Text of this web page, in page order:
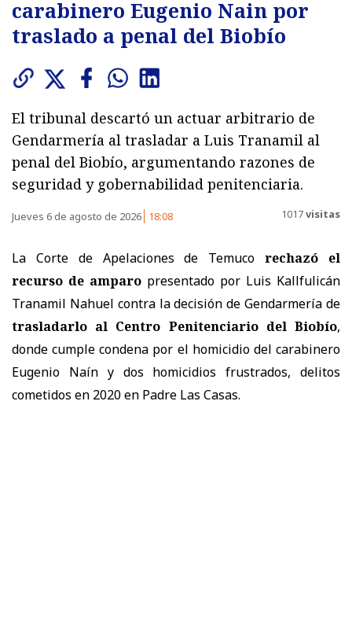
carabinero Eugenio Nain por
traslado a penal del Biobío
El tribunal descartó un actuar arbitrario de
Gendarmería al trasladar a Luis Tranamil al
penal del Biobío, argumentando razones de
seguridad y gobernabilidad penitenciaria.
Jueves 6 de agosto de 2026 18:08 1017visitas
La Corte de Apelaciones de Temuco rechazó el
recurso de amparo presentado por Luis Kallfulicán
Tranamil Nahuel contra la decisión de Gendarmería de
trasladarlo al Centro Penitenciario del Biobío,
donde cumple condena por el homicidio del carabinero
Eugenio Naín y dos homicidios frustrados, delitos
cometidos en 2020 en Padre Las Casas.